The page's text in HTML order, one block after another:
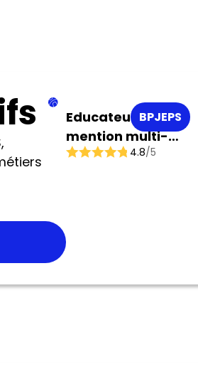
BPJEPS
Educateur sportif
mention multi-
activités physiques
4.8/5